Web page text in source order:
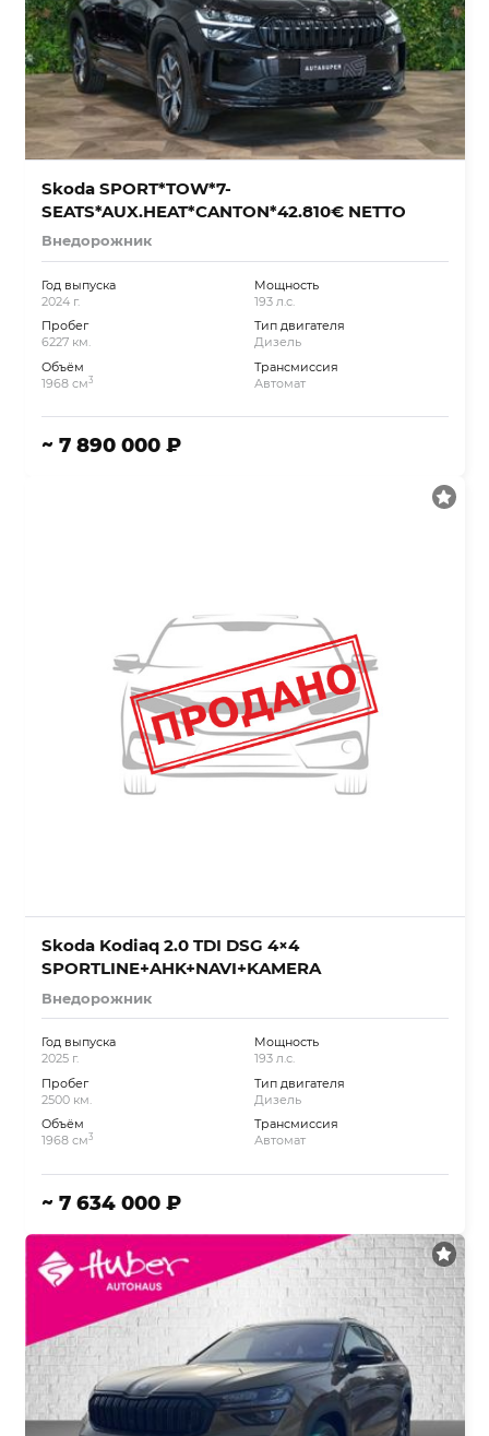
Skoda SPORT*TOW*7-
SEATS*AUX.HEAT*CANTON*42.810€ NETTO
Внедорожник
Год выпуска
2024 г.
Пробег
6227 км.
Объём
1968 см3
Мощность
193 л.с.
Тип двигателя
Дизель
Трансмиссия
Автомат
~ 7 890 000 ₽
Skoda Kodiaq 2.0 TDI DSG 4×4
SPORTLINE+AHK+NAVI+KAMERA
Внедорожник
Год выпуска
2025 г.
Пробег
2500 км.
Объём
1968 см3
Мощность
193 л.с.
Тип двигателя
Дизель
Трансмиссия
Автомат
~ 7 634 000 ₽